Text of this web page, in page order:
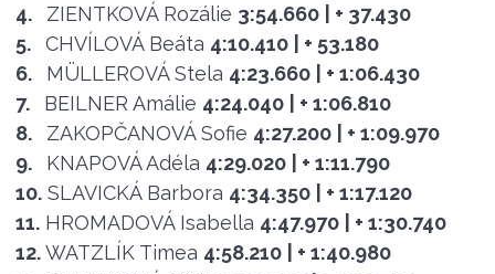
4.
ZIENTKOVÁ Rozálie 3:54.660
| + 37.430
5.
CHVÍLOVÁ Beáta 4:10.410
| + 53.180
6.
MÜLLEROVÁ Stela 4:23.660
| + 1:06.430
7.
BEILNER Amálie 4:24.040
| + 1:06.810
8.
ZAKOPČANOVÁ Sofie 4:27.200
| + 1:09.970
9.
KNAPOVÁ Adéla 4:29.020
| + 1:11.790
10. SLAVICKÁ Barbora 4:34.350
| + 1:17.120
11. HROMADOVÁ Isabella 4:47.970
| + 1:30.740
12. WATZLÍK Timea 4:58.210
| + 1:40.980